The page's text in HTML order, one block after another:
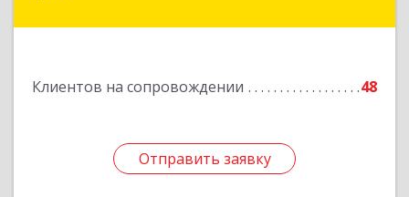
Клиентов на сопровождении 48
Отправить заявку
Отправить заявку